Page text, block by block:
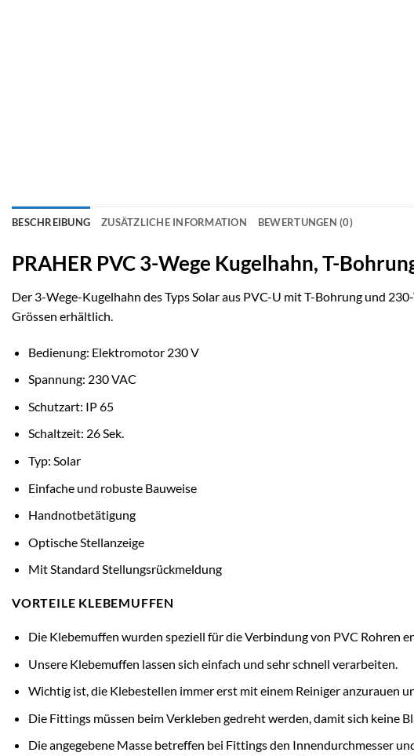
BESCHREIBUNG ZUSÄTZLICHE INFORMATION BEWERTUNGEN (0)
PRAHER PVC 3-Wege Kugelhahn, T-
Der 3-Wege-Kugelhahn des Typs Solar aus PVC-U mit T-Bohrung und
Grössen erhältlich.
Bedienung: Elektromotor 230 V
Spannung: 230 VAC
Schutzart: IP 65
Schaltzeit: 26 Sek.
Typ: Solar
Einfache und robuste Bauweise
Handnotbetätigung
Optische Stellanzeige
Mit Standard Stellungsrückmeldung
VORTEILE KLEBEMUFFEN
Die Klebemuffen wurden speziell für die Verbindung von PVC Rohren
Unsere Klebemuffen lassen sich einfach und sehr schnell verarbeiten.
Wichtig ist, die Klebestellen immer erst mit einem Reiniger anzurauen
Die Fittings müssen beim Verkleben gedreht werden, damit sich keine
Die angegebene Masse betreffen bei Fittings den Innendurchmesser